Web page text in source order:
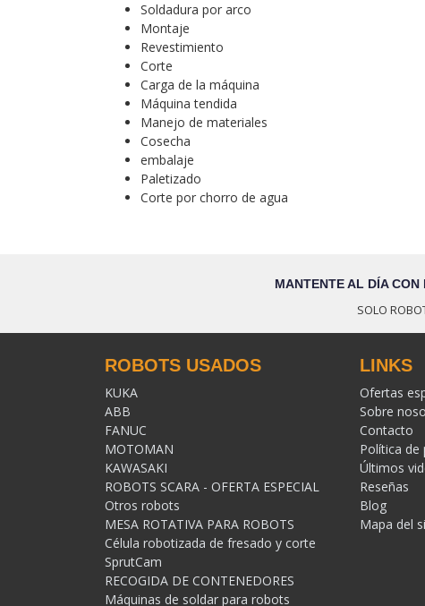
Soldadura por arco
Montaje
Revestimiento
Corte
Carga de la máquina
Máquina tendida
Manejo de materiales
Cosecha
embalaje
Paletizado
Corte por chorro de agua
MANTENTE AL DÍA CON
SOLO
ROBOTS USADOS
KUKA
ABB
FANUC
MOTOMAN
KAWASAKI
ROBOTS SCARA - OFERTA ESPECIAL
Otros robots
MESA ROTATIVA PARA ROBOTS
Célula robotizada de fresado y corte
SprutCam
RECOGIDA DE CONTENEDORES
Máquinas de soldar para robots
LINKS
Ofertas
Sobre
Contacto
Política de
Últimos
Reseñas
Blog
Mapa del